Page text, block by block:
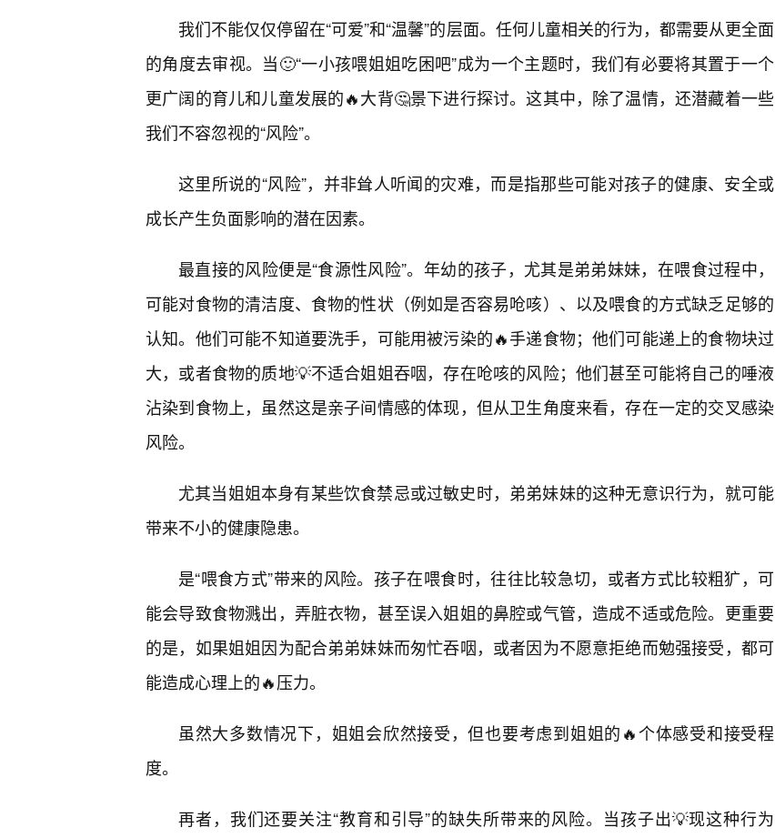
我们不能仅仅停留在“可爱”和“温馨”的层面。任何儿童相关的行为，都需要从更全面
的角度去审视。当🙂“一小孩喂姐姐吃困吧”成为一个主题时，我们有必要将其置于一个
更广阔的育儿和儿童发展的🔥大背🤔景下进行探讨。这其中，除了温情，还潜藏着一些
我们不容忽视的“风险”。
这里所说的“风险”，并非耸人听闻的灾难，而是指那些可能对孩子的健康、安全或
成长产生负面影响的潜在因素。
最直接的风险便是“食源性风险”。年幼的孩子，尤其是弟弟妹妹，在喂食过程中，
可能对食物的清洁度、食物的性状（例如是否容易呛咳）、以及喂食的方式缺乏足够的
认知。他们可能不知道要洗手，可能用被污染的🔥手递食物；他们可能递上的食物块过
大，或者食物的质地💡不适合姐姐吞咽，存在呛咳的风险；他们甚至可能将自己的唾液
沾染到食物上，虽然这是亲子间情感的体现，但从卫生角度来看，存在一定的交叉感染
风险。
尤其当姐姐本身有某些饮食禁忌或过敏史时，弟弟妹妹的这种无意识行为，就可能
带来不小的健康隐患。
是“喂食方式”带来的风险。孩子在喂食时，往往比较急切，或者方式比较粗犷，可
能会导致食物溅出，弄脏衣物，甚至误入姐姐的鼻腔或气管，造成不适或危险。更重要
的是，如果姐姐因为配合弟弟妹妹而匆忙吞咽，或者因为不愿意拒绝而勉强接受，都可
能造成心理上的🔥压力。
虽然大多数情况下，姐姐会欣然接受，但也要考虑到姐姐的🔥个体感受和接受程
度。
再者，我们还要关注“教育和引导”的缺失所带来的风险。当孩子出💡现这种行为